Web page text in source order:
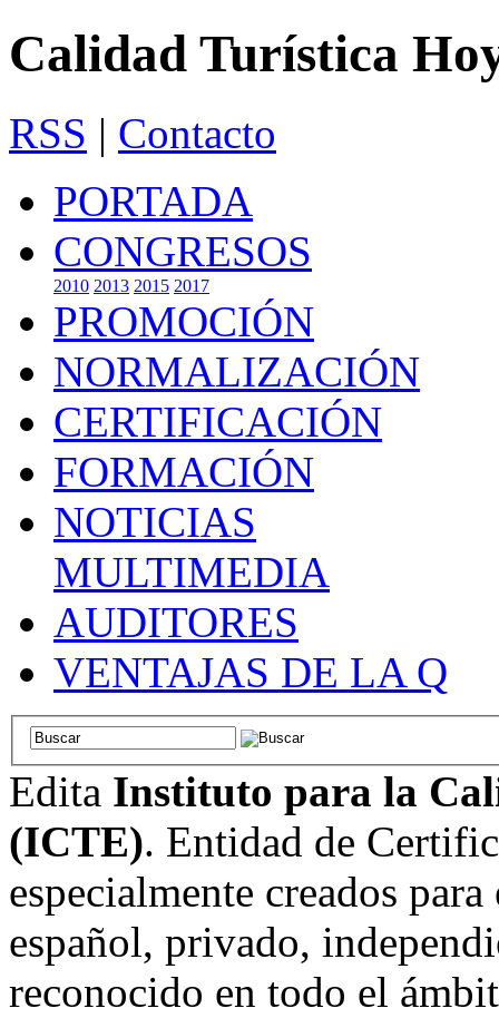
Calidad Turística
RSS | Contacto
PORTADA
CONGRESOS
2010 2013 2015 2017
PROMOCIÓN
NORMALIZACIÓN
CERTIFICACIÓN
FORMACIÓN
NOTICIAS
MULTIMEDIA
AUDITORES
VENTAJAS DE LA Q
Edita Instituto para la
(ICTE). Entidad de
especialmente creados
español, privado,
reconocido en todo el